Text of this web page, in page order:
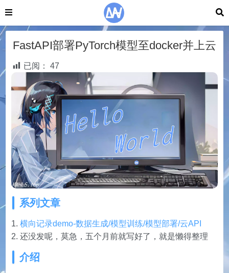
FastAPI部署PyTorch模型至docker并上云
已阅： 47
系列文章
横向记录demo-数据生成/模型训练/模型部署/云API
还没发呢，莫急，五个月前就写好了，就是懒得整理
介绍